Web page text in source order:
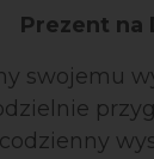
Prezent na
swojemu